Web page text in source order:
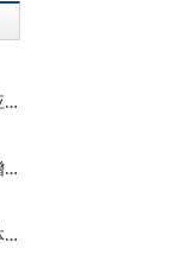
杨志勇：建立健全与中国式现代化相适应的财政制度
杨志勇：推动更加积极的财政政策精准增效
杨志勇：建立健全规范的财政补贴政策体系